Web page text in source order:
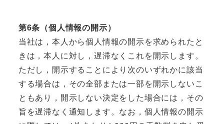
第6条（個人情報の開示）
当社は，本人から個人情報の開示を求められたと
きは，本人に対し，遅滞なくこれを開示します。
ただし，開示することにより次のいずれかに該当
する場合は，その全部または一部を開示しないこ
ともあり，開示しない決定をした場合には，その
旨を遅滞なく通知します。なお，個人情報の開示